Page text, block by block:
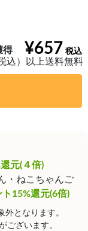
¥657
得
込）以上送料無料
元(４倍)
・ねこちゃんご
15%還元(6倍)
となります。
ございます。